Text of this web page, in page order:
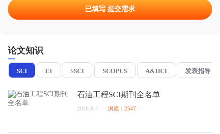
已填写 提交需求
论文知识
SCI EI SSCI SCOPUS A&HCI 发表指导
石油工程SCI期刊全名单
2026-8-7 浏览：2547